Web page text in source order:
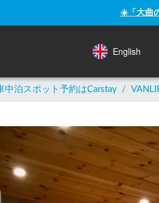
☀️「大曲
English
中泊スポット予約はCarstay /